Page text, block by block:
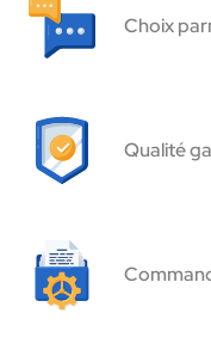
Choix
Qualité